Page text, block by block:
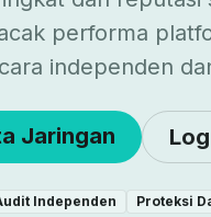
performa
independen
Jaringan
Independen Proteksi